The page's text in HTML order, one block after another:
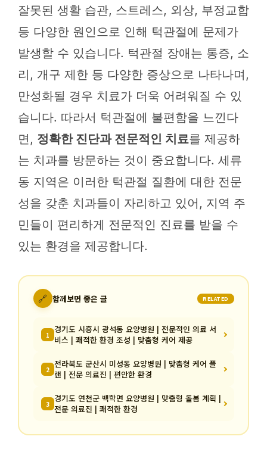
잘못된 생활 습관, 스트레스, 외상, 부정교합
등 다양한 원인으로 인해 턱관절에 문제가
발생할 수 있습니다. 턱관절 장애는 통증, 소
리, 개구 제한 등 다양한 증상으로 나타나며,
만성화될 경우 치료가 더욱 어려워질 수 있
습니다. 따라서 턱관절에 불편함을 느낀다
면, 정확한 진단과 전문적인 치료를 제공하
는 치과를 방문하는 것이 중요합니다. 세류
동 지역은 이러한 턱관절 질환에 대한 전문
성을 갖춘 치과들이 자리하고 있어, 지역 주
민들이 편리하게 전문적인 진료를 받을 수
있는 환경을 제공합니다.
🔗 함께보면 좋은 글 RELATED
1 경기도 시흥시 광석동 요양병원 | 전문적인 의료 서
비스 | 쾌적한 환경 조성 | 맞춤형 케어 제공
2 전라북도 군산시 미성동 요양병원 | 맞춤형 케어 플
랜 | 전문 의료진 | 편안한 환경
3 경기도 연천군 백학면 요양병원 | 맞춤형 돌봄 계획 |
전문 의료진 | 쾌적한 환경